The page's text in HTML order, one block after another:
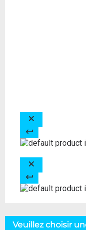
Veuillez choisir